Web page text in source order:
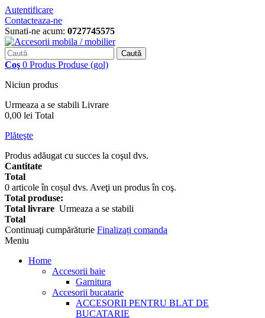
Autentificare
Contacteaza-ne
Sunati-ne acum: 0727745575
Caută
Coş 0 Produs Produse (gol)
Niciun produs
Urmeaza a se stabili Livrare
0,00 lei Total
Plăteşte
Produs adăugat cu succes la coşul dvs.
Cantitate
Total
0 articole în coșul dvs. Aveţi un produs în coş.
Total produse:
Total livrare Urmeaza a se stabili
Total
Continuaţi cumpărăturie Finalizați comanda
Meniu
Home
Accesorii baie
Garnitura
Accesorii bucatarie
ACCESORII PENTRU BLAT DE
BUCATARIE